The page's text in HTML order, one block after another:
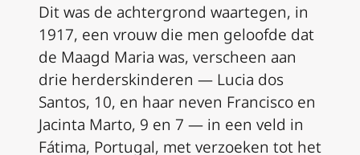
Dit was de achtergrond waartegen, in
1917, een vrouw die men geloofde dat
de Maagd Maria was, verscheen aan
drie herderskinderen — Lucia dos
Santos, 10, en haar neven Francisco en
Jacinta Marto, 9 en 7 — in een veld in
Fátima, Portugal, met verzoeken tot het